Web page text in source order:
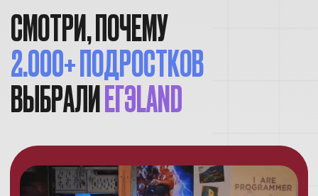
8–12 онлайн-уроков
ИНДИВИДУАЛЬНЫЙ
ПОДХОД К КАЖДОМУ
который не просто ответит на все твои
вопросы и проверит д/з, но и
нагрузку под тебя и твою цель.